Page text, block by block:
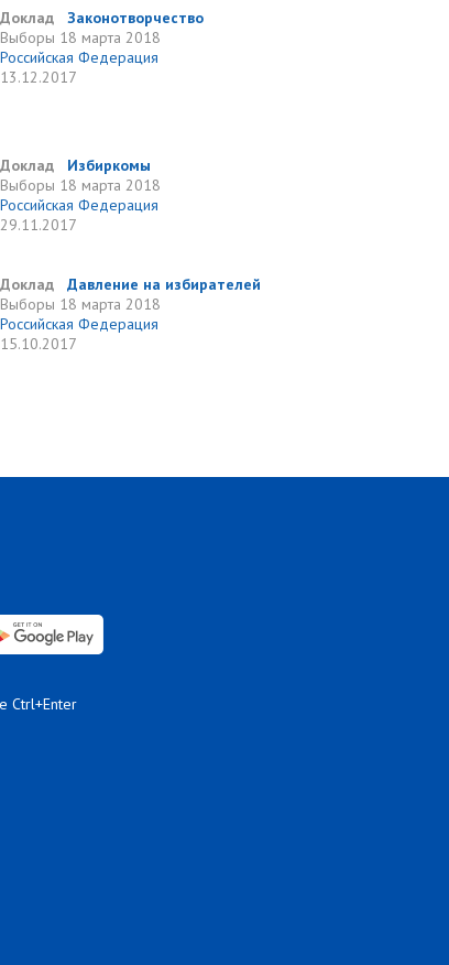
Доклад
Законотворчество
Выборы 18 марта 2018
Российская Федерация
13.12.2017
Доклад
Избиркомы
Выборы 18 марта 2018
Российская Федерация
29.11.2017
Доклад
Давление на избирателей
Выборы 18 марта 2018
Российская Федерация
15.10.2017
Ctrl+Enter